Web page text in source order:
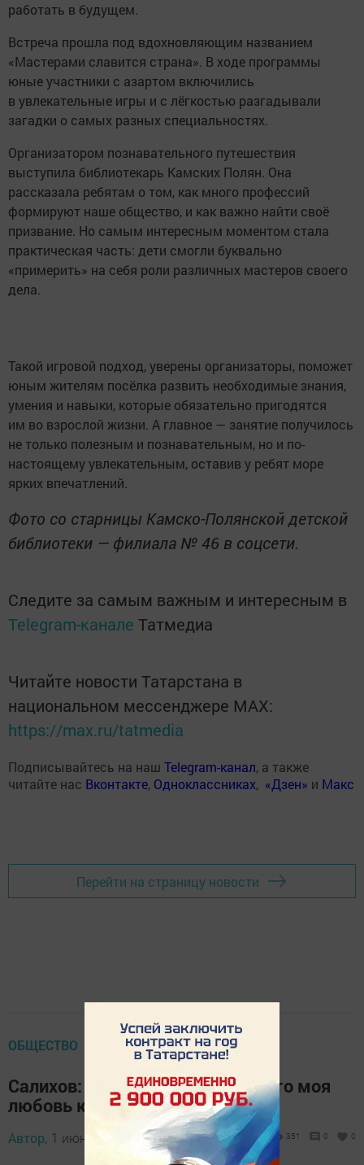
работать в будущем.
Встреча прошла под вдохновляющим названием
«Мастерами славится страна». В ходе программы
юные участники с азартом включились
в увлекательные игры и с лёгкостью разгадывали
загадки о самых разных специальностях.
Организатором познавательного путешествия
выступила библиотекарь Камских Полян. Она
рассказала ребятам о том, как много профессий
формируют наше общество, и как важно найти своё
призвание. Но самым интересным моментом стала
практическая часть: дети смогли буквально
«примерить» на себя роли различных мастеров своего
дела.
Такой игровой подход, уверены организаторы, поможет
юным жителям посёлка развить необходимые знания,
умения и навыки, которые обязательно пригодятся
им во взрослой жизни. А главное — занятие получилось
не только полезным и познавательным, но и по-
настоящему увлекательным, оставив у ребят море
ярких впечатлений.
Фото со старницы Камско-Полянской детской
библиотеки — филиала № 46 в соцсети.
Следите за самым важным и интересным в
Telegram-канале Татмедиа
Читайте новости Татарстана в
национальном мессенджере MАХ:
https://max.ru/tatmedia
Подписывайтесь на наш Telegram-канал, а также
читайте нас Вконтакте, Одноклассниках, «Дзен» и Макс
Перейти на страницу новости
ОБЩЕСТВО
Салихов: Казанский Кремль — это моя
любовь к Татарстану
Автор, 1 июня 2026 - 17:01 351 0 0